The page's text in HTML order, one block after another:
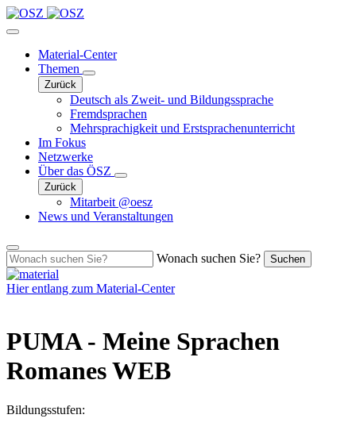
Material-Center
Themen
Zurück
Deutsch als Zweit- und Bildungssprache
Fremdsprachen
Mehrsprachigkeit und Erstsprachenunterricht
Im Fokus
Netzwerke
Über das ÖSZ
Zurück
Mitarbeit @oesz
News und Veranstaltungen
Wonach suchen Sie? Suchen
Hier entlang zum Material-Center
PUMA - Meine Sprachen
Romanes WEB
Bildungsstufen: